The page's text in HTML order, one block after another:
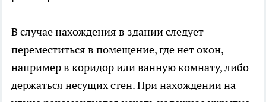
В случае нахождения в здании следует
переместиться в помещение, где нет окон,
например в коридор или ванную комнату, либо
держаться несущих стен. При нахождении на